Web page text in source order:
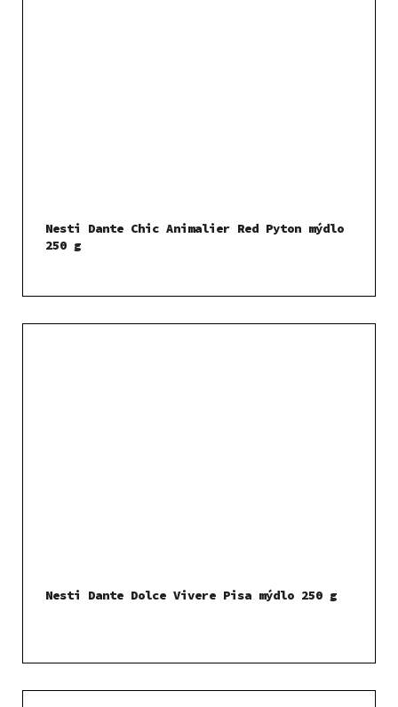
Nesti Dante Chic Animalier Red Pyton mýdlo
250 g
Nesti Dante Dolce Vivere Pisa mýdlo 250 g